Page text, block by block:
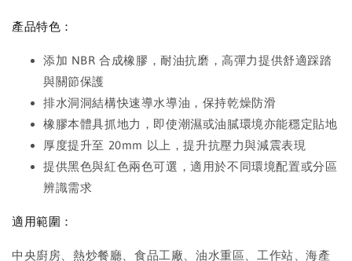
產品特色：
添加 NBR 合成橡膠，耐油抗磨，高彈力提供舒適踩踏
與關節保護
排水洞洞結構快速導水導油，保持乾燥防滑
橡膠本體具抓地力，即使潮濕或油膩環境亦能穩定貼地
厚度提升至 20mm 以上，提升抗壓力與減震表現
提供黑色與紅色兩色可選，適用於不同環境配置或分區
辨識需求
適用範圍：
中央廚房、熱炒餐廳、食品工廠、油水重區、工作站、海產